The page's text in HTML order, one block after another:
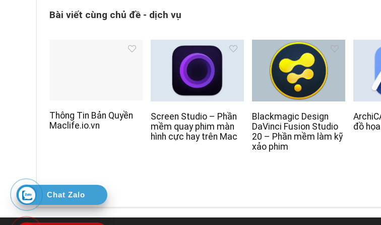
Bài viết cùng chủ đề - dịch vụ
Thông Tin Bản Quyền
Maclife.io.vn
Screen Studio – Phần
mềm quay phim màn
hình cực hay trên Mac
Blackmagic Design
DaVinci Fusion Studio
20 – Phần mềm làm kỹ
xảo phim
đồ
Chat Zalo